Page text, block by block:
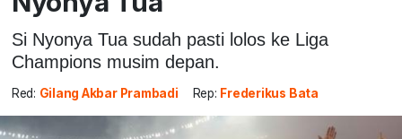
Si Nyonya Tua sudah pasti lolos ke Liga
Champions musim depan.
Red: Gilang Akbar Prambadi Rep: Frederikus Bata